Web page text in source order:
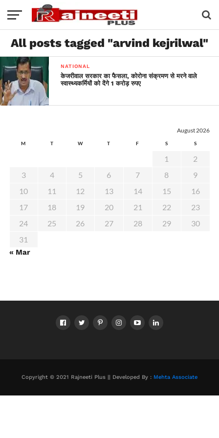
All posts tagged "arvind kejrilwal"
NATIONAL
केजरीवाल सरकार का फैसला, कोरोना संक्रमण से मरने वाले
स्वास्थ्यकर्मियों को देंगे 1 करोड़ रुपए
August 2026
M T W T F S S
1
2
3
4 5 6 7 8
9
10
11 12 13 14 15
16
17
18 19 20 21 22
23
24
25 26 27 28 29
30
31
« Mar
Copyright © 2021 Rajneeti Plus || Developed By : Mehta Associate